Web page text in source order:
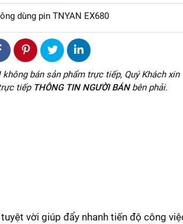
dùng pin TNYAN EX680
không bán sản phẩm trực tiếp, Quý Khách xin
tiếp THÔNG TIN NGƯỜI BÁNbên phải.
vời giúp đẩy nhanh tiến độ công